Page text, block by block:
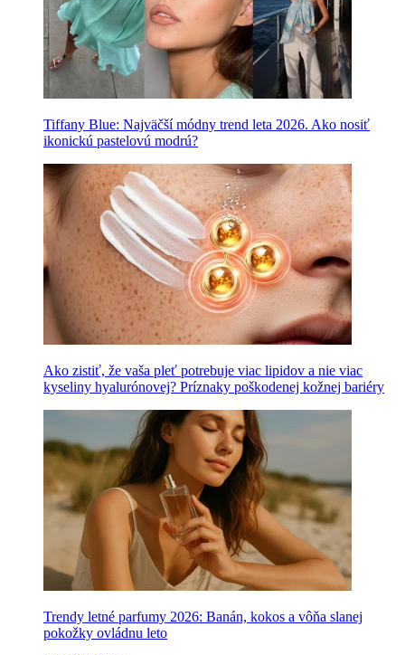
Tiffany Blue: Najväčší módny trend leta 2026. Ako nosiť
ikonickú pastelovú modrú?
Ako zistiť, že vaša pleť potrebuje viac lipidov a nie viac
kyseliny hyalurónovej? Príznaky poškodenej kožnej bariéry
Trendy letné parfumy 2026: Banán, kokos a vôňa slanej
pokožky ovládnu leto